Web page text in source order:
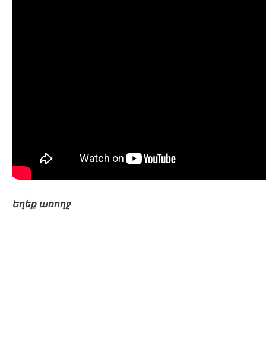
Եղեք առողջ